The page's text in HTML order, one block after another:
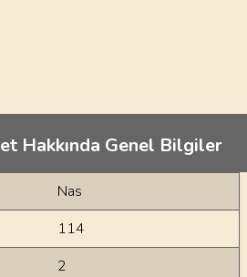
Hakkında Genel Bilgiler
Nas
114
2